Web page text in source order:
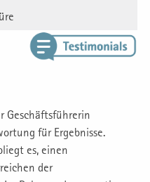
Geschäftsführerin
für Ergebnisse.
es, einen
der